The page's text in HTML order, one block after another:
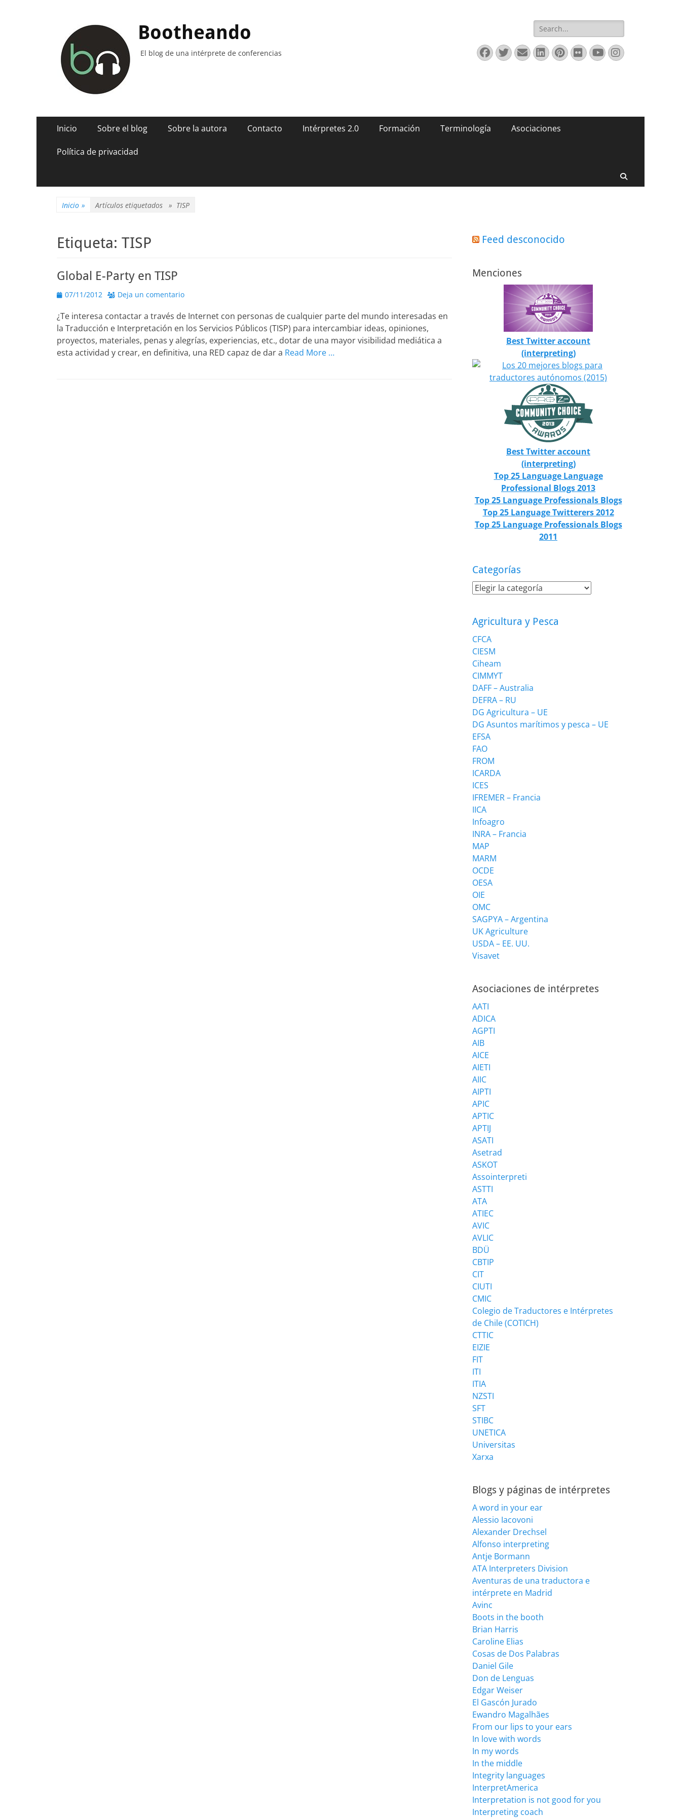
Bootheando
El blog de una intérprete de conferencias
Buscar:
Facebook
Twitter
Correo
electrónico
LinkedIn
Pinterest
FlickrYouTube
Instagram
Menú
Saltar
contenido
Inicio Sobre el blog Sobre la autora Contacto Intérpretes 2.0 Formación Terminología Asociaciones
Política de privacidad
Inicio » Artículos etiquetados » TISP
Etiqueta: TISP
Global E-Party en TISP
Publicado
07/11/2012 Deja un comentario
¿Te interesa contactar a través de Internet con personas de cualquier parte del mundo interesadas en
la Traducción e Interpretación en los Servicios Públicos (TISP) para intercambiar ideas, opiniones,
proyectos, materiales, penas y alegrías, experiencias, etc., dotar de una mayor visibilidad mediática a
esta actividad y crear, en definitiva, una RED capaz de dar a Read More …
Feed desconocido
Menciones
Best Twitter account
(interpreting)
Best Twitter account
(interpreting)
Top 25 Language Language
Professional Blogs 2013
Top 25 Language Professionals Blogs
Top 25 Language Twitterers 2012
Top 25 Language Professionals Blogs
2011
Categorías
Categorías
Agricultura y Pesca
CFCA
CIESM
Ciheam
CIMMYT
DAFF – Australia
DEFRA – RU
DG Agricultura – UE
DG Asuntos marítimos y pesca – UE
EFSA
FAO
FROM
ICARDA
ICES
IFREMER – Francia
IICA
Infoagro
INRA – Francia
MAP
MARM
OCDE
OESA
OIE
OMC
SAGPYA – Argentina
UK Agriculture
USDA – EE. UU.
Visavet
Asociaciones de intérpretes
AATI
ADICA
AGPTI
AIB
AICE
AIETI
AIIC
AIPTI
APIC
APTIC
APTIJ
ASATI
Asetrad
ASKOT
Assointerpreti
ASTTI
ATA
ATIEC
AVIC
AVLIC
BDÜ
CBTIP
CIT
CIUTI
CMIC
Colegio de Traductores e Intérpretes
de Chile (COTICH)
CTTIC
EIZIE
FIT
ITI
ITIA
NZSTI
SFT
STIBC
UNETICA
Universitas
Xarxa
Blogs y páginas de intérpretes
A word in your ear
Alessio Iacovoni
Alexander Drechsel
Alfonso interpreting
Antje Bormann
ATA Interpreters Division
Aventuras de una traductora e
intérprete en Madrid
Avinc
Boots in the booth
Brian Harris
Caroline Elias
Cosas de Dos Palabras
Daniel Gile
Don de Lenguas
Edgar Weiser
El Gascón Jurado
Ewandro Magalhães
From our lips to your ears
In love with words
In my words
In the middle
Integrity languages
InterpretAmerica
Interpretation is not good for you
Interpreting coach